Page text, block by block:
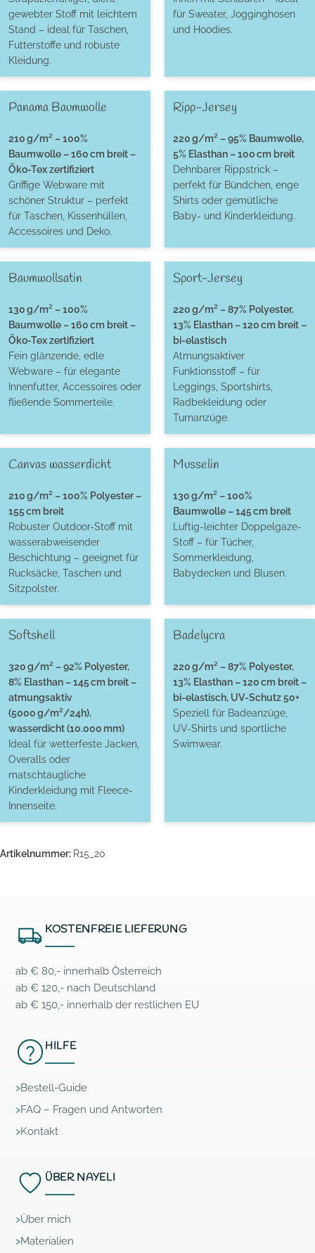
gewebter Stoff mit leichtem
Stand – ideal für Taschen,
Futterstoffe und robuste
Kleidung.
für Sweater, Jogginghosen
und Hoodies.
Panama Baumwolle
210 g/m² – 100%
Baumwolle – 160 cm breit –
Öko-Tex zertifiziert
Griffige Webware mit
schöner Struktur – perfekt
für Taschen, Kissenhüllen,
Accessoires und Deko.
Ripp-Jersey
220 g/m² – 95% Baumwolle,
5% Elasthan – 100 cm breit
Dehnbarer Rippstrick –
perfekt für Bündchen, enge
Shirts oder gemütliche
Baby- und Kinderkleidung.
Baumwollsatin
130 g/m² – 100%
Baumwolle – 160 cm breit –
Öko-Tex zertifiziert
Fein glänzende, edle
Webware – für elegante
Innenfutter, Accessoires oder
fließende Sommerteile.
Sport-Jersey
220 g/m² – 87% Polyester,
13% Elasthan – 120 cm breit –
bi-elastisch
Atmungsaktiver
Funktionsstoff – für
Leggings, Sportshirts,
Radbekleidung oder
Turnanzüge.
Canvas wasserdicht
210 g/m² – 100% Polyester –
155 cm breit
Robuster Outdoor-Stoff mit
wasserabweisender
Beschichtung – geeignet für
Rucksäcke, Taschen und
Sitzpolster.
Musselin
130 g/m² – 100%
Baumwolle – 145 cm breit
Luftig-leichter Doppelgaze-
Stoff – für Tücher,
Sommerkleidung,
Babydecken und Blusen.
Softshell
320 g/m² – 92% Polyester,
8% Elasthan – 145 cm breit –
atmungsaktiv
(5000 g/m²/24h),
wasserdicht (10.000 mm)
Ideal für wetterfeste Jacken,
Overalls oder
matschtaugliche
Kinderkleidung mit Fleece-
Innenseite.
Badelycra
220 g/m² – 87% Polyester,
13% Elasthan – 120 cm breit –
bi-elastisch, UV-Schutz 50+
Speziell für Badeanzüge,
UV-Shirts und sportliche
Swimwear.
Artikelnummer: R15_20
KOSTENFREIE LIEFERUNG
ab € 80,- innerhalb Österreich
ab € 120,- nach Deutschland
ab € 150,- innerhalb der restlichen EU
HILFE
Bestell-Guide
FAQ – Fragen und Antworten
Kontakt
ÜBER NAYELI
Über mich
Materialien